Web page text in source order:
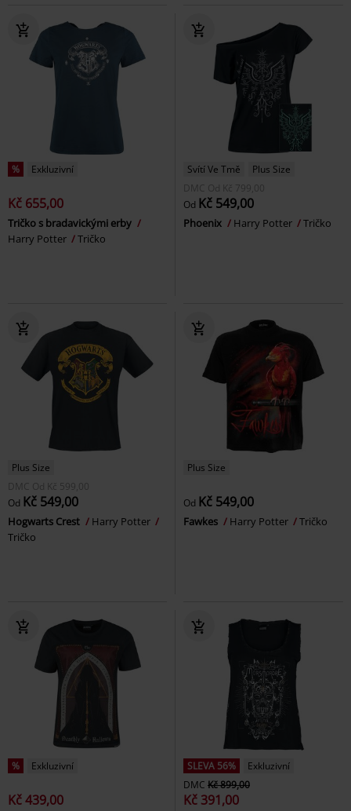
% Exkluzivní
Kč 655,00
Tričko s bradavickými erby
Harry Potter
Tričko
Svítí Ve Tmě
Plus Size
DMC Od Kč 799,00
Od Kč 549,00
Phoenix Harry Potter Tričko
Plus Size
DMC Od Kč 599,00
Od Kč 549,00
Hogwarts Crest
Harry Potter
Tričko
Plus Size
Od Kč 549,00
Fawkes Harry Potter Tričko
% Exkluzivní
Kč 439,00
SLEVA 56%
Exkluzivní
DMC Kč 899,00
Kč 391,00